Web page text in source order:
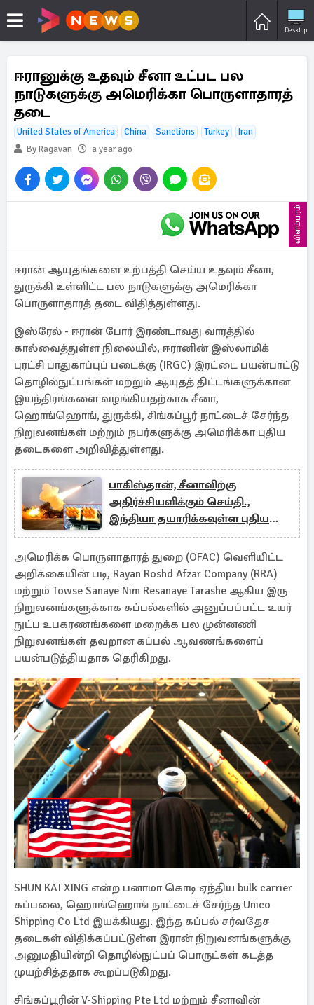
Desktop
ஈரானுக்கு உதவும் சீனா உட்பட பல
நாடுகளுக்கு அமெரிக்கா பொருளாதாரத்
தடை
United States of America China Sanctions Turkey
Iran
By Ragavan
a year ago
விளம்பரம்
ஈரான் ஆயுதங்களை உற்பத்தி செய்ய உதவும் சீனா,
துருக்கி உள்ளிட்ட பல நாடுகளுக்கு அமெரிக்கா
பொருளாதாரத் தடை விதித்துள்ளது.
இஸ்ரேல் - ஈரான் போர் இரண்டாவது வாரத்தில்
கால்வைத்துள்ள நிலையில், ஈரானின் இஸ்லாமிக்
புரட்சி பாதுகாப்புப் படைக்கு (IRGC) இரட்டை பயன்பாட்டு
தொழில்நுட்பங்கள் மற்றும் ஆயுதத் திட்டங்களுக்கான
இயந்திரங்களை வழங்கியதற்காக சீனா,
ஹொங்ஹொங், துருக்கி, சிங்கப்பூர் நாட்டைச் சேர்ந்த
நிறுவனங்கள் மற்றும் நபர்களுக்கு அமெரிக்கா புதிய
தடைகளை அறிவித்துள்ளது.
பாகிஸ்தான், சீனாவிற்கு
அதிர்ச்சியளிக்கும் செய்தி.,
இந்தியா தயாரிக்கவுள்ள புதிய
பினாகா ரொக்கெட் அமைப்பு
அமெரிக்க பொருளாதாரத் துறை (OFAC) வெளியிட்ட
அறிக்கையின் படி, Rayan Roshd Afzar Company (RRA)
மற்றும் Towse Sanaye Nim Resanaye Tarashe ஆகிய இரு
நிறுவனங்களுக்காக கப்பல்களில் அனுப்பப்பட்ட உயர்
நுட்ப உபகரணங்களை மறைக்க பல முன்னணி
நிறுவனங்கள் தவறான கப்பல் ஆவணங்களைப்
பயன்படுத்தியதாக தெரிகிறது.
SHUN KAI XING என்ற பனாமா கொடி ஏந்திய bulk carrier
கப்பலை, ஹொங்ஹொங் நாட்டைச் சேர்ந்த Unico
Shipping Co Ltd இயக்கியது. இந்த கப்பல் சர்வதேச
தடைகள் விதிக்கப்பட்டுள்ள இரான் நிறுவனங்களுக்கு
அனுமதியின்றி தொழில்நுட்பப் பொருட்கள் கடத்த
முயற்சித்ததாக கூறப்படுகிறது.
சிங்கப்பூரின் V-Shipping Pte Ltd மற்றும் சீனாவின்